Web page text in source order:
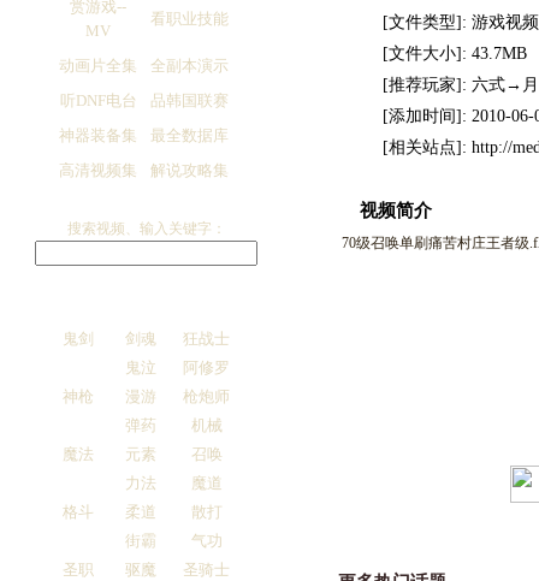
赏游戏--
MV
看职业技能
动画片全集
全副本演示
听DNF电台
品韩国联赛
神器装备集
最全数据库
高清视频集
解说攻略集
搜索视频、输入关键字：
鬼剑 剑魂
狂战士
鬼泣
阿修罗
神枪
漫游
枪炮师
弹药
机械
魔法
元素
召唤
力法
魔道
格斗
柔道
散打
街霸
气功
圣职
驱魔
圣骑士
[文件类型]: 游戏视频
[文件大小]: 43.7MB
[推荐玩家]: 六式→
[添加时间]: 2010-06-
[相关站点]: http://
视频简介
70级召唤单刷痛苦村庄王者级